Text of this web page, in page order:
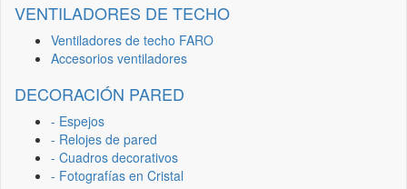
VENTILADORES DE TECHO
Ventiladores de techo FARO
Accesorios ventiladores
DECORACIÓN PARED
- Espejos
- Relojes de pared
- Cuadros decorativos
- Fotografías en Cristal